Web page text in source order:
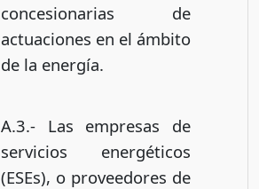
concesionarias de
actuaciones en el ámbito
de la energía.
A.3.- Las empresas de
servicios energéticos
(ESEs), o proveedores de